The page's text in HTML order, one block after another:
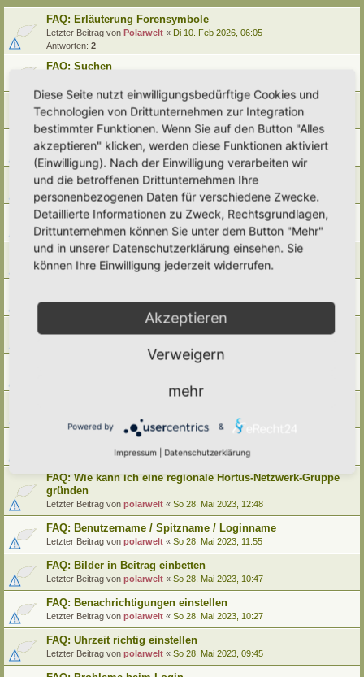
FAQ: Erläuterung Forensymbole
Letzter Beitrag von Polarwelt « Di 10. Feb 2026, 06:05
Antworten: 2
FAQ: Suchen
FAQ: Entwürfe wiederfinden
Letzter Beitrag von Polarwelt «So 25. Feb 2024, 17:57
FAQ: Direkt zu einem Beitrag springen
Letzter Beitrag von Polarwelt
FAQ: Zum letzten Beitrag springen
Letzter Beitrag von Polarwelt« Mi 21. Jun 2023, 12:36
FAQ: Urheberrecht
Letzter Beitrag vonPolarwelt«Mo 5. Jun 2023, 10:38
FAQ: Karte nach Regionen / Anzeige filtern
Letzter Beitrag vonpolarwelt «Do 1. Jun 2023, 11:05
Letzter Beitrag vonpolarwelt«Do 1. Jun 2023, 10:16
FAQ: Wie kann ich meinen alten Hortus umziehen
FAQ: Wie kann ich meine alte Lebensinsel umziehen
Mo 29. Mai 2023, 10:33
FAQ: Profil ändern / Hortus-Namen hinterlegen
Letzter Beitrag vonpolarwelt «Mo 29. Mai 2023, 08:03
FAQ: Wie kann ich eine regionale Hortus-Netzwerk-Gruppe
gründen
Letzter Beitrag von polarwelt « So 28. Mai 2023, 12:48
FAQ: Benutzername / Spitzname / Loginname
Letzter Beitrag von polarwelt « So 28. Mai 2023, 11:55
FAQ: Bilder in Beitrag einbetten
Letzter Beitrag von polarwelt « So 28. Mai 2023, 10:47
FAQ: Benachrichtigungen einstellen
Letzter Beitrag von polarwelt « So 28. Mai 2023, 10:27
FAQ: Uhrzeit richtig einstellen
Letzter Beitrag von polarwelt « So 28. Mai 2023, 09:45
Diese Seite nutzt einwilligungsbedürftige Cookies und
Technologien von Drittunternehmen zur Integration
bestimmter Funktionen. Wenn Sie auf den Button "Alles
akzeptieren" klicken, werden diese Funktionen aktiviert
(Einwilligung). Nach der Einwilligung verarbeiten wir
und die betroffenen Drittunternehmen Ihre
personenbezogenen Daten für verschiedene Zwecke.
Detaillierte Informationen zu Zweck, Rechtsgrundlagen,
Drittunternehmen können Sie unter dem Button "Mehr"
und in unserer Datenschutzerklärung einsehen. Sie
können Ihre Einwilligung jederzeit widerrufen.
Akzeptieren
Verweigern
mehr
Powered by &
Impressum Datenschutzerklärung